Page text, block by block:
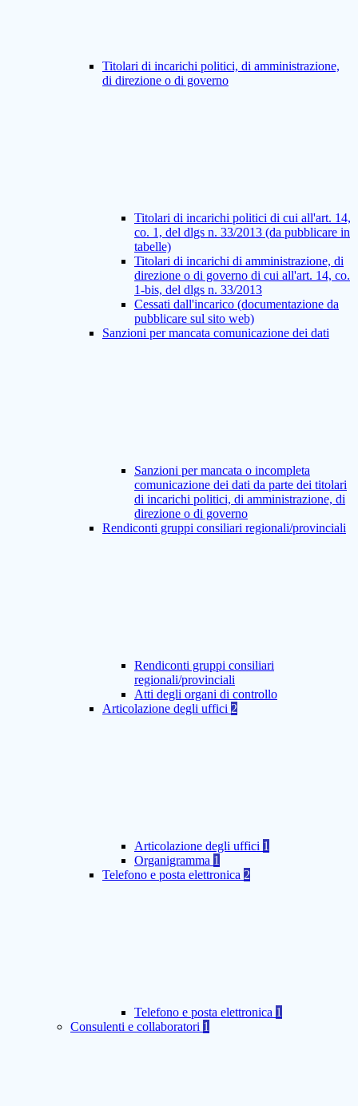
Titolari di incarichi politici, di amministrazione,
di direzione o di governo
Titolari di incarichi politici di cui all'art. 14,
co. 1, del dlgs n. 33/2013 (da pubblicare in
tabelle)
Titolari di incarichi di amministrazione, di
direzione o di governo di cui all'art. 14, co.
1-bis, del dlgs n. 33/2013
Cessati dall'incarico (documentazione da
pubblicare sul sito web)
Sanzioni per mancata comunicazione dei dati
Sanzioni per mancata o incompleta
comunicazione dei dati da parte dei titolari
di incarichi politici, di amministrazione, di
direzione o di governo
Rendiconti gruppi consiliari regionali/provinciali
Rendiconti gruppi consiliari
regionali/provinciali
Atti degli organi di controllo
Articolazione degli uffici 2
Articolazione degli uffici 1
Organigramma 1
Telefono e posta elettronica 2
Telefono e posta elettronica 1
Consulenti e collaboratori 1